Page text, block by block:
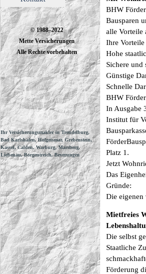
© 1988–2022
Mette Versicherungen
Alle Rechte vorbehalten
Ihr Versicherungsmakler in Trendelburg,
Bad Karlshafen, Hofgeismar, Grebenstein,
Kassel, Calden, Warburg, Marsberg,
Liebenau, Borgentreich, Beverungen
BHW
Bausparen
alle Vorteile
Ihre
Hohe
Sichere und
Günstige
Schnelle
BHW
In Ausgabe
Institut für
Platz 1.
Jetzt
Das
Gründe:
Die eigenen
Mietfreies
Die selbst
Staatliche
Förderung